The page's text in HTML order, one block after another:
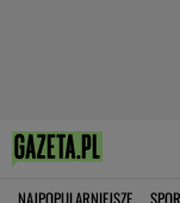
NAJPOPULARNIEJSZE